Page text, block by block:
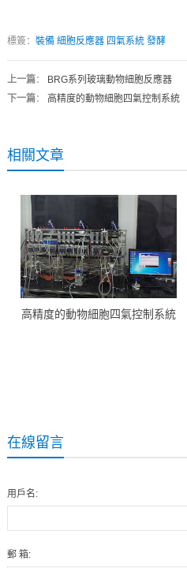
標簽： 裝備 細胞反應器 四氣系統 發酵
上一篇： BRG系列玻璃動物細胞反應器
下一篇： 高精度的動物細胞四氣控制系統
相關文章
高精度的動物細胞四氣控制系統
在線留言
用戶名:
郵 箱: